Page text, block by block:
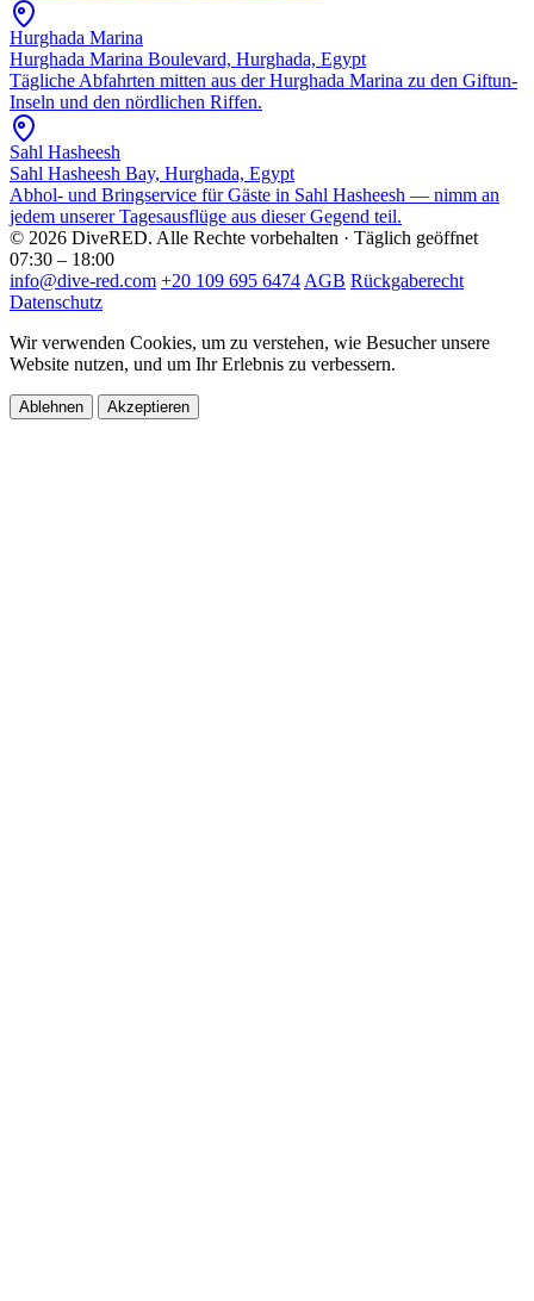
Hurghada Marina
Hurghada Marina Boulevard, Hurghada, Egypt
Tägliche Abfahrten mitten aus der Hurghada Marina zu den Giftun-
Inseln und den nördlichen Riffen.
Sahl Hasheesh
Sahl Hasheesh Bay, Hurghada, Egypt
Abhol- und Bringservice für Gäste in Sahl Hasheesh — nimm an
jedem unserer Tagesausflüge aus dieser Gegend teil.
© 2026 DiveRED. Alle Rechte vorbehalten · Täglich geöffnet
07:30 – 18:00
info@dive-red.com +20 109 695 6474 AGB Rückgaberecht
Datenschutz
Wir verwenden Cookies, um zu verstehen, wie Besucher unsere
Website nutzen, und um Ihr Erlebnis zu verbessern.
Ablehnen Akzeptieren